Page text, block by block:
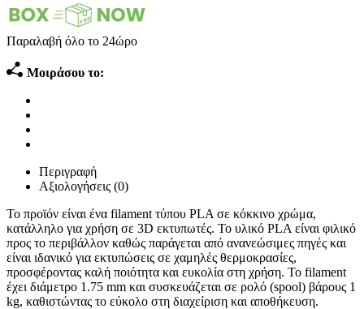
Παραλαβή όλο το 24ώρο
Μοιράσου το:
Περιγραφή
Αξιολογήσεις (0)
Το προϊόν είναι ένα filament τύπου PLA σε κόκκινο χρώμα,
κατάλληλο για χρήση σε 3D εκτυπωτές. Το υλικό PLA είναι φιλικό
προς το περιβάλλον καθώς παράγεται από ανανεώσιμες πηγές και
είναι ιδανικό για εκτυπώσεις σε χαμηλές θερμοκρασίες,
προσφέροντας καλή ποιότητα και ευκολία στη χρήση. Το filament
έχει διάμετρο 1.75 mm και συσκευάζεται σε ρολό (spool) βάρους 1
kg, καθιστώντας το εύκολο στη διαχείριση και αποθήκευση.